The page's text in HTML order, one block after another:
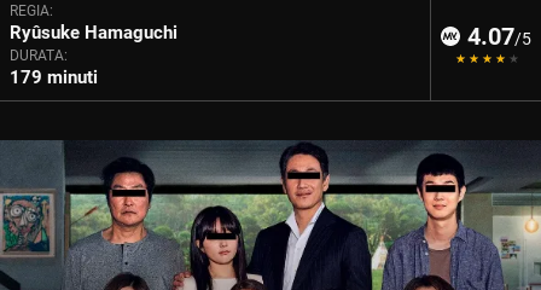
REGIA:
Ryûsuke Hamaguchi
DURATA:
179 minuti
4.07/5